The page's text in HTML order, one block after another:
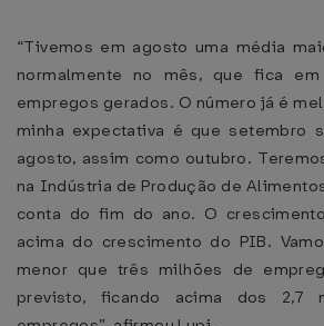
“Tivemos em agosto uma média
normalmente no mês, que fica
empregos gerados. O número já é
minha expectativa é que setembro
agosto, assim como outubro.
na Indústria de Produção de
conta do fim do ano. O
acima do crescimento do PIB.
menor que três milhões de
previsto, ficando acima dos 2,7